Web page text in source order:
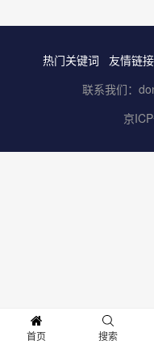
热门关键词 友情链接
联系我们：
京
首页 搜索